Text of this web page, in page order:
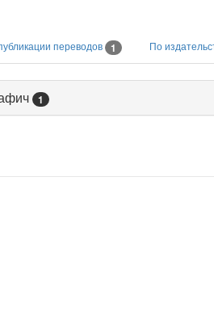
переводов 1 По
1